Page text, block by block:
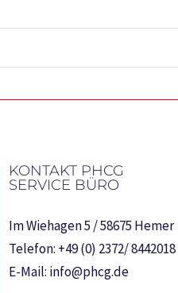
KONTAKT PHCG
SERVICE BÜRO
Im Wiehagen 5 / 58675 Hemer
Telefon: +49 (0) 2372/ 8442018
E-Mail: info@phcg.de